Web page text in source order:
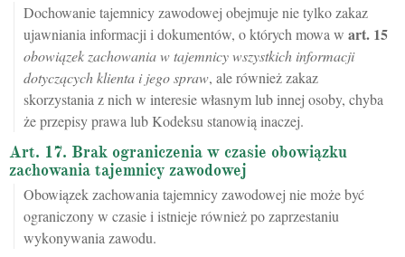
Dochowanie tajemnicy zawodowej obejmuje nie tylko zakaz
ujawniania informacji i dokumentów, o których mowa w art. 15
obowiązek zachowania w tajemnicy wszystkich informacji
dotyczących klienta i jego spraw, ale również zakaz
skorzystania z nich w interesie własnym lub innej osoby, chyba
że przepisy prawa lub Kodeksu stanowią inaczej.
Art. 17. Brak ograniczenia w czasie obowiązku
zachowania tajemnicy zawodowej
Obowiązek zachowania tajemnicy zawodowej nie może być
ograniczony w czasie i istnieje również po zaprzestaniu
wykonywania zawodu.